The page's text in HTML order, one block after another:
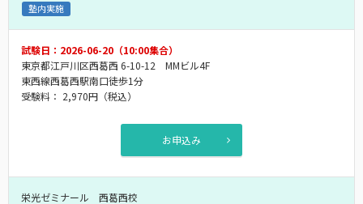
塾内実施
試験日：2026-06-20（10:00集合）
東京都江戸川区西葛西 6-10-12 MMビル4F
東西線西葛西駅南口徒歩1分
受験料： 2,970円 （税込）
お申込み
栄光ゼミナール 西葛西校